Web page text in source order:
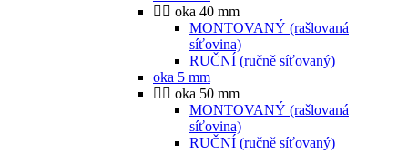
oka 40 mm
MONTOVANÝ (rašlovaná
síťovina)
RUČNÍ (ručně síťovaný)
oka 5 mm
oka 50 mm
MONTOVANÝ (rašlovaná
síťovina)
RUČNÍ (ručně síťovaný)